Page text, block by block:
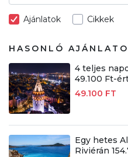
Ajánlatok Cikkek
HASONLÓ
4 teljes
49.100 Ft-
49.100 FT
Egy hetes
Riviérán